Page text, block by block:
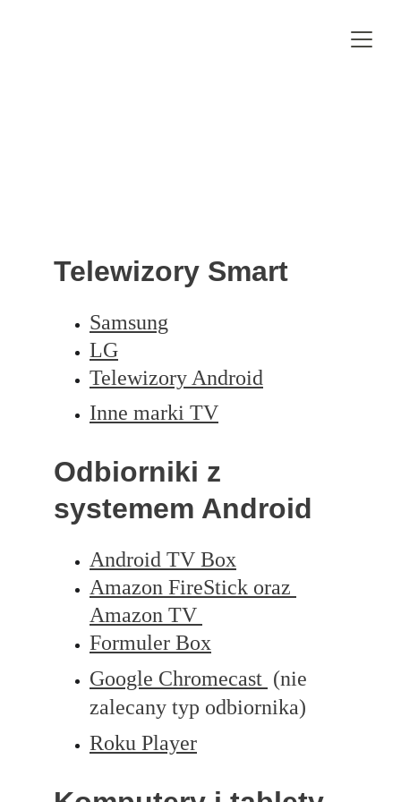
Telewizory Smart
Samsung
LG
Telewizory Android
Inne marki TV
Odbiorniki z
systemem Android
Android TV Box
Amazon FireStick oraz
Amazon TV
Formuler Box
Google Chromecast (nie
zalecany typ odbiornika)
Roku Player